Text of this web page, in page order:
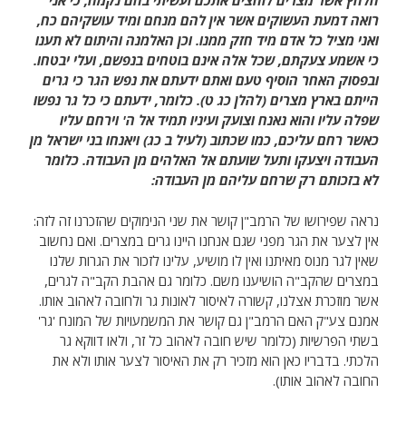
רואה דמעת העשוקים אשר אין להם מנחם ומיד עושקיהם כח,
ואני מציל כל אדם מיד חזק ממנו. וכן האלמנה והיתום לא תענו
כי אשמע צעקתם, שכל אלה אינם בוטחים בנפשם, ועלי יבטחו.
ובפסוק האחר הוסיף טעם ואתם ידעתם את נפש הגר כי גרים
הייתם בארץ מצרים (להלן כג ט). כלומר, ידעתם כי כל גר נפשו
שפלה עליו והוא נאנח וצועק ועיניו תמיד אל ה' וירחם עליו
כאשר רחם עליכם, כמו שכתוב (לעיל ב כג) ויאנחו בני ישראל מן
העבודה ויצעקו ותעל שועתם אל האלהים מן העבודה. כלומר
לא בזכותם רק שרחם עליהם מן העבודה:
נראה שפירושו של הרמב"ן קושר את שני הנימוקים שהזכרנו זה לזה:
אין לצער את הגר מפני שגם אנחנו היינו גרים במצרים. ואם נחשוב
שאין לגר מנוס מאיתנו ואין לו מושיע, עלינו לזכור את הגרות שלנו
במצרים שהקב"ה הושיענו משם. כלומר גם אהבת הקב"ה לגרים,
אשר מוזכרת אצלנו, קשורה לאיסור לאונות גר ולחובה לאהוב אותו.
אמנם צע"ק האם הרמב"ן גם קושר את המשמעויות של המונח 'גר'
בשתי הפרשיות (כלומר שיש חובה לאהוב כל זר, ולאו דווקא גר
הלכתי. בדבריו כאן הוא מזכיר רק את האיסור לצער אותו ולא את
החובה לאהוב אותו).